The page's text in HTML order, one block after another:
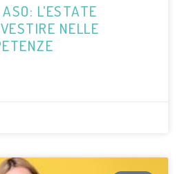
L’ESTATE
NELLE